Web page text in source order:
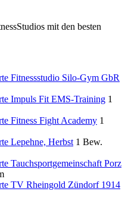
mit den besten
Fitnessstudio Silo-Gym GbR
Impuls Fit EMS-Training 1
Fitness Fight Academy 1
Lepehne, Herbst 1 Bew.
Tauchsportgemeinschaft Porz
TV Rheingold Zündorf 1914